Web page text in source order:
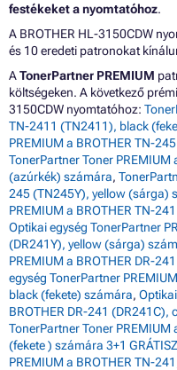
festékeket a nyomtatóhoz.
A BROTHER HL-3150CDW
és 10 eredeti patronokat
ATonerPartner PREMIUM
költségeken. A következő
3150CDW nyomtatóhoz:
TN-2411 (TN2411), black
PREMIUM a BROTHER TN-
TonerPartner Toner
(azúrkék) számára,
245 (TN245Y), yellow (sárga)
PREMIUM a BROTHER TN-
Optikai egység TonerPartner
(DR241Y), yellow (sárga)
PREMIUM a BROTHER DR-
egység TonerPartner
black (fekete) számára,
BROTHER DR-241
TonerPartner Toner
(fekete ) számára 3+1 GRÁTISZ
PREMIUM a BROTHER TN-